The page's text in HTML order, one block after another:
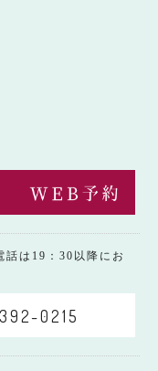
は19：30以降にお
0215